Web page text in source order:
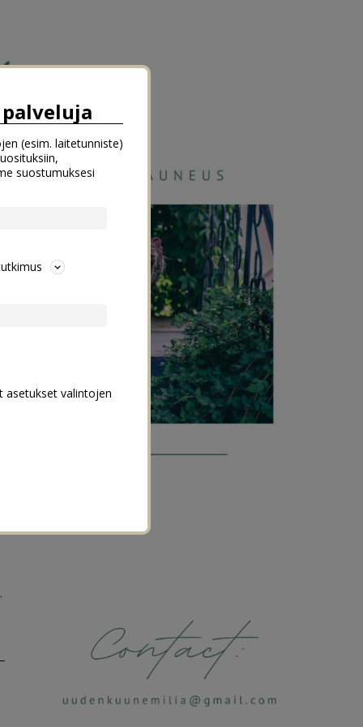
(esim. laitetunniste)
suostumuksesi
asetukset valintojen